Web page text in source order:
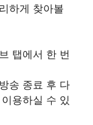
하게 찾아볼
탭에서 한 번
송 종료 후 다
용하실 수 있